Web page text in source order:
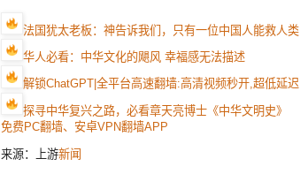
法国犹太老板：神告诉我们，只有一位中国人能救人类
华人必看：中华文化的飓风 幸福感无法描述
解锁ChatGPT|全平台高速翻墙:高清视频秒开,超低延迟
探寻中华复兴之路，必看章天亮博士《中华文明史》
免费PC翻墙、安卓VPN翻墙APP
来源：上游新闻